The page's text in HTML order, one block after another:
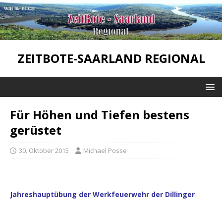
ZEITBOTE-SAARLAND REGIONAL
Für Höhen und Tiefen bestens
gerüstet
30. Oktober 2015 Michael Posse
Jahreshauptübung der Werkfeuerwehr der Dillinger